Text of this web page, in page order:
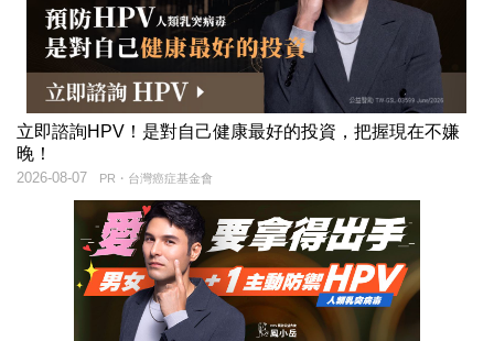
立即諮詢HPV！是對自己健康最好的投資，把握現在不嫌
晚！
PR・台灣癌症基金會
2026-08-07